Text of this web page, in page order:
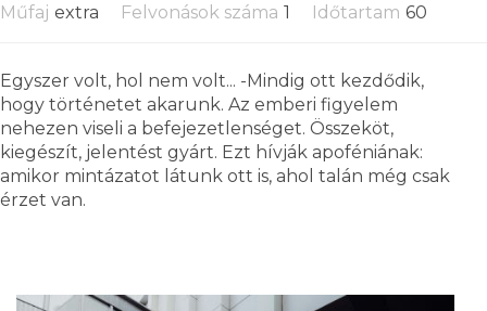
Műfaj extra Felvonások száma 1 Időtartam 60
Egyszer volt, hol nem volt... -Mindig ott kezdődik,
hogy történetet akarunk. Az emberi figyelem
nehezen viseli a befejezetlenséget. Összeköt,
kiegészít, jelentést gyárt. Ezt hívják apoféniának:
amikor mintázatot látunk ott is, ahol talán még csak
érzet van.